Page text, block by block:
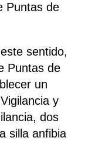
Puntas de
sentido,
Puntas de
un
y
dos
silla anfibia